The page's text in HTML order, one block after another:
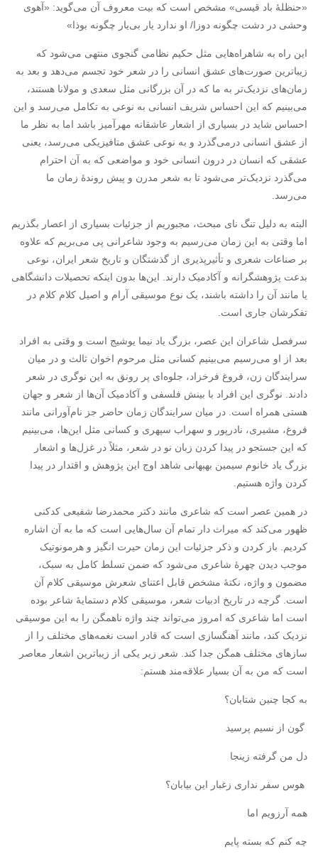
«حنظلهٔ باد قیسی» مشخص است که بیت معروف آن می‌گوید: «آهوی
وحشی در دشت چگونه دوزا/ او ندارد یار بی‌یار چگونه بوذا»
این راه به شاهراه‌هایی مثل حکیم نظامی گنجوی منتهی می‌شود که
زیبا‌ترین صورت‌های عشق انسانی را در شعر خود تجسم می‌دهد و بعد به
زمان‌های نزدیک‌تر به ما که در آن بزرگانی مثل سعدی و مولانا هستند،
می‌بینیم که این احساس شریف انسانی به نوعی به تکامل می‌رسد و این
احساس شاید در بسیاری از اشعار عاشقانه مهرآمیز باشد اما به نظر ما
از عشق انسانی درمی‌گذرد و به نوعی عشق متافیزیکی می‌رسد، یعنی
عشقی که انسان در درون انسانی خود و مواضعی که به آن احترام
می‌گذرد نزدیک‌تر می‌شود تا به شعر مدرن و پیش روندهٔ زمان ما
می‌رسد.
البته به دلیل تنگ نای مبحث، مجبوریم از جزئیات بسیاری از اعصار بگذریم
اما وقتی به این زمان می‌رسیم به وجود شاعرانی پی می‌بریم که علاوه
بر صناعات شعری و تأثیرپذیری از گذشتگان و تاریخ شعر ایران، نوعی
بدعت پژوهشگرانه و آکادمیک دارند. این‌ها بدون اینکه تحصیلات دانشگاهی
یا مانند آن را داشته باشند، یک نوع موسیقی آرام و اصیل کلام کلام در
تفکرشان جاری است.
سرفصل شاعران این عصر، بزرگ یاد نیما یوشیج است و وقتی به افراد
بعد از او می‌رسیم می‌بینیم کسانی مثل مرحوم اخوان ثالث و در میان
سرایندگان زن، فروغ فرخزاد، جلوه‌ای پر رونق به این نوگری در شعر
دادند. نوگری این افراد با بینش فلسفی و آکادمیک آن‌ها از شعر و جهان
هستی همراه است. در میان سرایندگان زمان حاضر جز نام‌آورانی مانند
فروغ، مشیری، نادرپور و سهراب سپهری و کسانی مثل این‌ها، می‌بینیم
که این جستجو در پیدا کردن زبان نو در شعر، مثلاً در غزل‌ها و اشعار
بزرگ یاد خانوم سیمین بهبهانی شاهد اوج این پژوهش و اقتدار در پیدا
کردن واژه هستیم.
در همین عصر است که شاعری مانند دکتر محمدرضا شفیعی کدکنی
ظهور می‌کند که میراث دار تمام آن سال‌هایی است که ما به آن اشاره
کردیم. باز کردن و ذکر جزئیات این زمان حیرت انگیز و هرمونوتیک
موجب دیدن چهرهٔ شاعری می‌شود که ضمن تسلط کامل به سبک،
مضمون و واژه، نکتهٔ مشخص قابل اعتنای شعرش موسیقی کلام آن
است. گرچه در تاریخ ادبیات شعر، موسیقی کلام دستمایهٔ شاعر بوده
است اما شاعری که امروز می‌تواند چند واژه ناهمگن را به این موسیقی
نزدیک کند، مانند آهنگسازی است که قادر است نغمه‌های مختلف را از
سازهای مختلف همگن جدا کند. شعر زیر یکی از زیبا‌ترین اشعار معاصر
است که من به آن بسیار علاقه‌مند هستم:
به کجا چنین شتابان؟
گون از نسیم پرسید
دل من گرفته زینجا
هوس سفر نداری زغبار این بیابان؟
همه آرزویم اما
چه کنم که بسته پایم